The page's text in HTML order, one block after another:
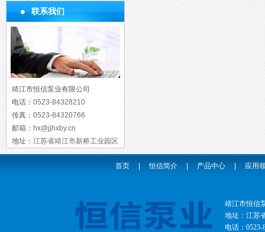
联系我们
靖江市恒信泵业有限公司
电话： 0523-84328210
传真： 0523-84320766
邮箱： hx@jjhxby.cn
地址： 江苏省靖江市新桥工业园区
首页 恒信简介 产品中心 应用
靖江市恒信
地址：江苏
电话：